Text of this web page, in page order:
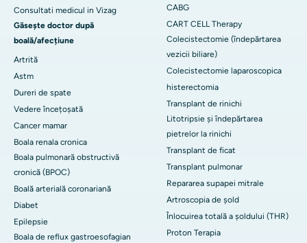
Consultati medicul in Vizag
Găsește doctor după
boală/afecțiune
Artrită
Astm
Dureri de spate
Vedere încețoșată
Cancer mamar
Boala renala cronica
Boala pulmonară obstructivă
cronică (BPOC)
Boală arterială coronariană
Diabet
Epilepsie
Boala de reflux gastroesofagian
CABG
CART CELL Therapy
Colecistectomie (îndepărtarea
vezicii biliare)
Colecistectomie laparoscopica
histerectomia
Transplant de rinichi
Litotripsie și îndepărtarea
pietrelor la rinichi
Transplant de ficat
Transplant pulmonar
Repararea supapei mitrale
Artroscopia de șold
Înlocuirea totală a șoldului (THR)
Proton Terapia